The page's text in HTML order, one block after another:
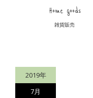
Home goods
雑貨販売
2019年
7月